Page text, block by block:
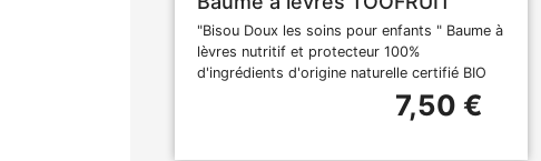
"Bisou Doux les soins pour enfants " Baume à
lèvres nutritif et protecteur 100%
d'ingrédients d'origine naturelle certifié BIO
7,50 €